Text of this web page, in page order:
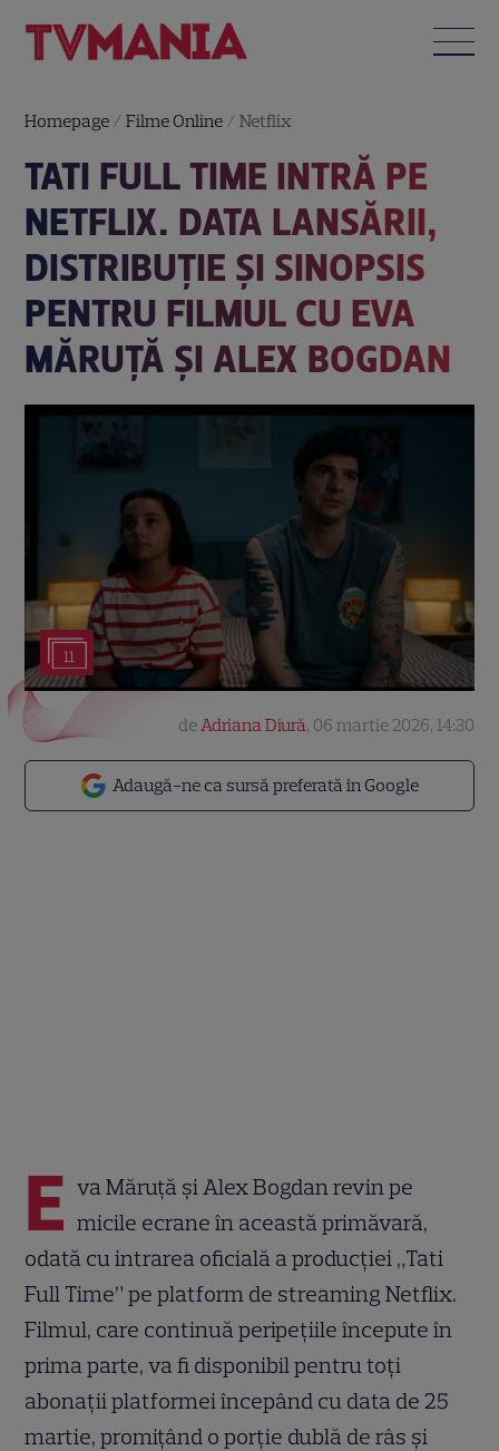
Homepage /Filme Online /Netflix
TATI FULL TIME INTRĂ PE
NETFLIX. DATA LANSĂRII,
DISTRIBUȚIE ȘI SINOPSIS
PENTRU FILMUL CU EVA
MĂRUȚĂ ȘI ALEX BOGDAN
11
Adaugă-ne ca sursă preferată în Google
deAdriana Diură, 06 martie 2026, 14:30
E va Măruță și Alex Bogdan revin pe
micile ecrane în această primăvară,
odată cu intrarea oficială a producției „Tati
Full Time” pe platform de streaming Netflix.
Filmul, care continuă peripețiile începute în
prima parte, va fi disponibil pentru toți
abonații platformei începând cu data de 25
martie, promițând o porție dublă de râs și